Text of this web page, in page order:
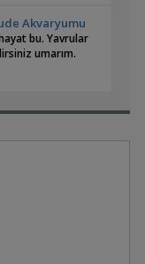
Akvaryumu
bu. Yavrular
umarım.